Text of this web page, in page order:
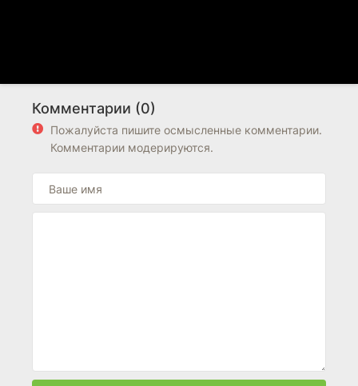
Комментарии (0)
Пожалуйста пишите осмысленные комментарии.
Комментарии модерируются.